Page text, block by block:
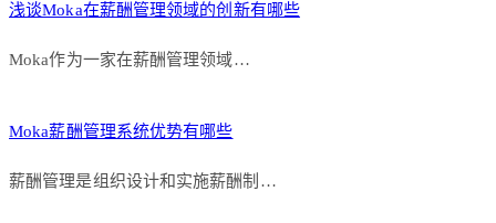
浅谈Moka在薪酬管理领域的创新有哪些
Moka作为一家在薪酬管理领域…
Moka薪酬管理系统优势有哪些
薪酬管理是组织设计和实施薪酬制…